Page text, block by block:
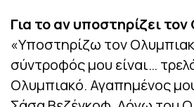
Για το αν υποστηρίζει
«Υποστηρίζω τον
σύντροφός μου είναι…
Ολυμπιακό. Αγαπημένος